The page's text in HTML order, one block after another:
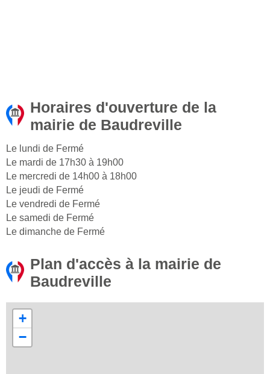
Horaires d'ouverture de la
mairie de Baudreville
Le lundi de Fermé
Le mardi de 17h30 à 19h00
Le mercredi de 14h00 à 18h00
Le jeudi de Fermé
Le vendredi de Fermé
Le samedi de Fermé
Le dimanche de Fermé
Plan d'accès à la mairie de
Baudreville
+
−